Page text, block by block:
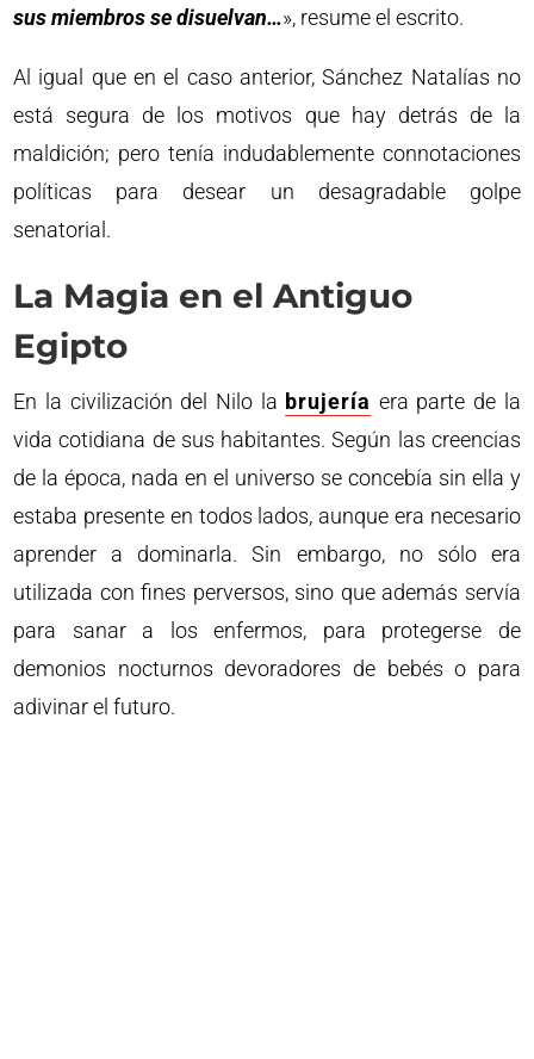
sus miembros se disuelvan…», resume el escrito.
Al igual que en el caso anterior, Sánchez Natalías no
está segura de los motivos que hay detrás de la
maldición; pero tenía indudablemente connotaciones
políticas para desear un desagradable golpe
senatorial.
La Magia en el Antiguo
Egipto
En la civilización del Nilo la brujería era parte de la
vida cotidiana de sus habitantes. Según las creencias
de la época, nada en el universo se concebía sin ella y
estaba presente en todos lados, aunque era necesario
aprender a dominarla. Sin embargo, no sólo era
utilizada con fines perversos, sino que además servía
para sanar a los enfermos, para protegerse de
demonios nocturnos devoradores de bebés o para
adivinar el futuro.